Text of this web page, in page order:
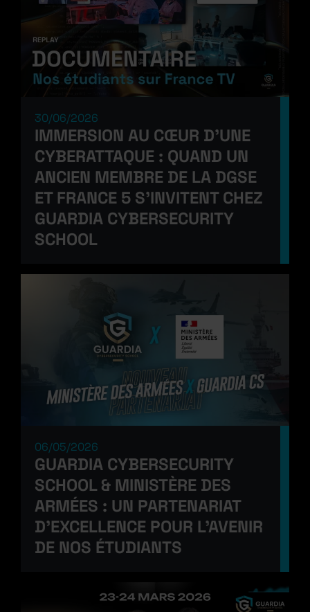
30/06/2026
IMMERSION AU CŒUR D’UNE
CYBERATTAQUE : QUAND UN
ANCIEN MEMBRE DE LA DGSE
ET FRANCE 5 S’INVITENT CHEZ
GUARDIA CYBERSECURITY
SCHOOL
06/05/2026
GUARDIA CYBERSECURITY
SCHOOL & MINISTÈRE DES
ARMÉES : UN PARTENARIAT
D’EXCELLENCE POUR L’AVENIR
DE NOS ÉTUDIANTS